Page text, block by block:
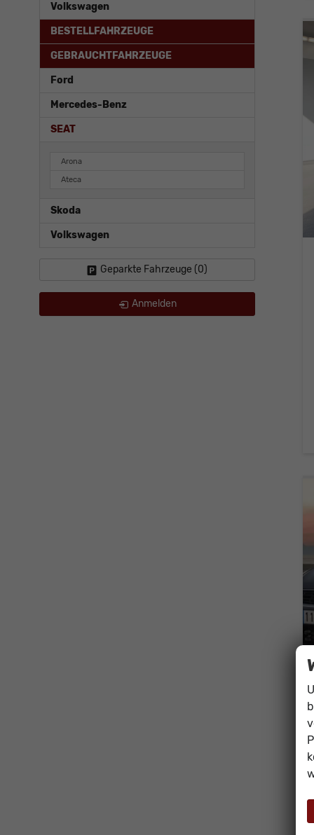
Volkswagen
BESTELLFAHRZEUGE
GEBRAUCHTFAHRZEUGE
Ford
Mercedes-Benz
SEAT
Arona
Ateca
Skoda
Volkswagen
Geparkte Fahrzeuge (0)
Anmelden